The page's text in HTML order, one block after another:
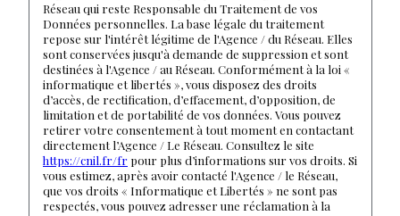
Réseau qui reste Responsable du Traitement de vos
Données personnelles. La base légale du traitement
repose sur l'intérêt légitime de l'Agence / du Réseau. Elles
sont conservées jusqu'à demande de suppression et sont
destinées à l'Agence / au Réseau. Conformément à la loi «
informatique et libertés », vous disposez des droits
d’accès, de rectification, d’effacement, d’opposition, de
limitation et de portabilité de vos données. Vous pouvez
retirer votre consentement à tout moment en contactant
directement l’Agence / Le Réseau. Consultez le site
https://cnil.fr/fr pour plus d’informations sur vos droits. Si
vous estimez, après avoir contacté l'Agence / le Réseau,
que vos droits « Informatique et Libertés » ne sont pas
respectés, vous pouvez adresser une réclamation à la